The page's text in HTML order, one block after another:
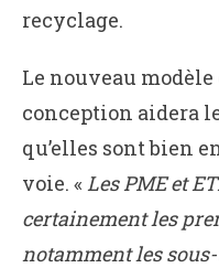
recyclage.
Le nouveau modèle
conception aidera
qu’elles sont bien
voie. « Les PME et
certainement les
notamment les